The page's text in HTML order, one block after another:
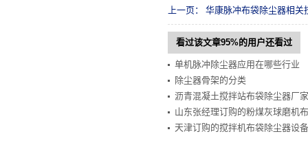
上一页： 华康脉冲布袋除尘器相关
看过该文章95%的用户还看过
单机脉冲除尘器应用在哪些行业
除尘器骨架的分类
沥青混凝土搅拌站布袋除尘器厂
山东张经理订购的粉煤灰球磨机
天津订购的搅拌机布袋除尘器设